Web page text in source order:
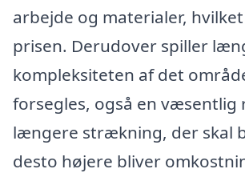
arbejde og materialer,
prisen. Derudover spiller
kompleksiteten af det
forsegles, også en væsentlig
længere strækning, der skal
desto højere bliver